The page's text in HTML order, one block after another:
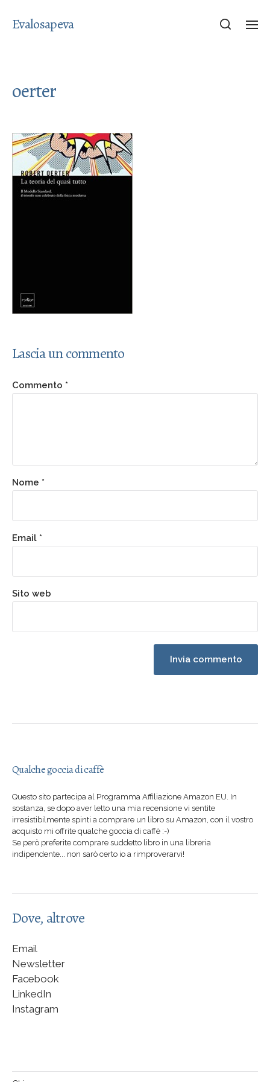
Evalosapeva
oerter
Lascia un commento
Commento *
Nome *
Email *
Sito web
Qualche goccia di caffè
Questo sito partecipa al Programma Affiliazione Amazon EU. In
sostanza, se dopo aver letto una mia recensione vi sentite
irresistibilmente spinti a comprare un libro su Amazon, con il vostro
acquisto mi offrite qualche goccia di caffè :-)
Se però preferite comprare suddetto libro in una libreria
indipendente... non sarò certo io a rimproverarvi!
Dove, altrove
Email
Newsletter
Facebook
LinkedIn
Instagram